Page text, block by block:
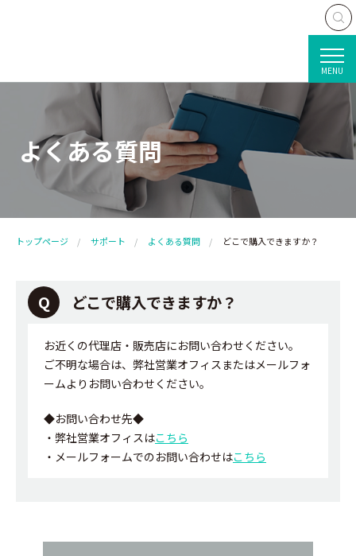
MENU
よくある質問
トップページ サポート よくある質問 どこで購入できますか？
どこで購入できますか？
お近くの代理店・販売店にお問い合わせください。
ご不明な場合は、弊社営業オフィスまたはメールフォ
ームよりお問い合わせください。
◆お問い合わせ先◆
・弊社営業オフィスはこちら
・メールフォームでのお問い合わせはこちら